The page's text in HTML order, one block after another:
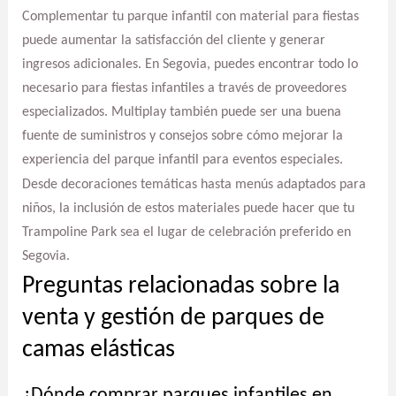
Complementar tu parque infantil con material para fiestas
puede aumentar la satisfacción del cliente y generar
ingresos adicionales. En Segovia, puedes encontrar todo lo
necesario para fiestas infantiles a través de proveedores
especializados. Multiplay también puede ser una buena
fuente de suministros y consejos sobre cómo mejorar la
experiencia del parque infantil para eventos especiales.
Desde decoraciones temáticas hasta menús adaptados para
niños, la inclusión de estos materiales puede hacer que tu
Trampoline Park sea el lugar de celebración preferido en
Segovia.
Preguntas relacionadas sobre la
venta y gestión de parques de
camas elásticas